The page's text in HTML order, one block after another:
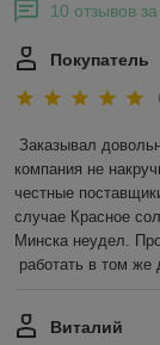
10 отзывов
Покупатель
Заказывал
компания не
честные
случае Красное
Минска неудел.
работать в том же
Виталий